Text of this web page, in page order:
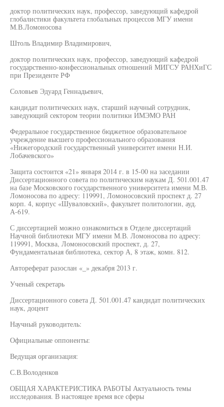
доктор политических наук, профессор, заведующий кафедрой
глобалистики факультета глобальных процессов МГУ имени
М.В.Ломоносова
Штоль Владимир Владимирович,
доктор политических наук, профессор, заведующий кафедрой
государственно-конфессиональных отношений МИГСУ РАНХиГС
при Президенте РФ
Соловьев Эдуард Геннадьевич,
кандидат политических наук, старший научный сотрудник,
заведующий сектором теории политики ИМЭМО РАН
Федеральное государственное бюджетное образовательное
учреждение высшего профессионального образования
«Нижегородский государственный университет имени Н.И.
Лобачевского»
Защита состоится «21» января 2014 г. в 15-00 на заседании
Диссертационного совета по политическим наукам Д. 501.001.47
на базе Московского государственного университета имени М.В.
Ломоносова по адресу: 119991, Ломоносовский проспект д. 27
корп. 4, корпус «Шуваловский», факультет политологии, ауд.
А-619.
С диссертацией можно ознакомиться в Отделе диссертаций
Научной библиотеки МГУ имени М.В. Ломоносова по адресу:
119991, Москва, Ломоносовский проспект, д. 27,
Фундаментальная библиотека, сектор А, 8 этаж, комн. 812.
Автореферат разослан «_» декабря 2013 г.
Ученый секретарь
Диссертационного совета Д. 501.001.47 кандидат политических
наук, доцент
Научный руководитель:
Официальные оппоненты:
Ведущая организация:
С.В.Володенков
ОБЩАЯ ХАРАКТЕРИСТИКА РАБОТЫ Актуальность темы
исследования. В настоящее время все сферы